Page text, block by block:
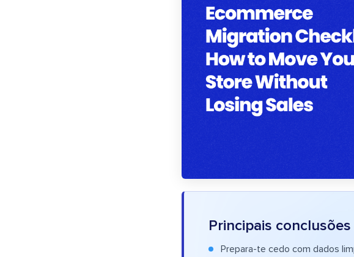
Principais conclusões
Prepara-te cedo com dados